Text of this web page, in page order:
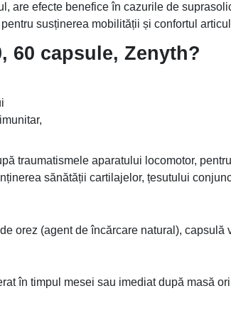
are efecte benefice în cazurile de
susținerea mobilității și confortul
60 capsule, Zenyth?
traumatismele aparatului locomotor,
sănătății cartilajelor, țesutului
orez (agent de încărcare natural), capsulă
în timpul mesei sau imediat după masă